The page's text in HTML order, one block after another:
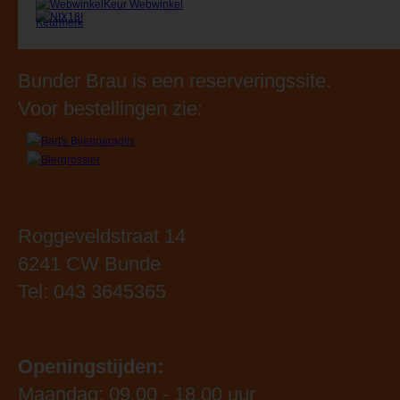
Bunder Brau is een reserveringssite.
Voor bestellingen zie:
Roggeveldstraat 14
6241 CW Bunde
Tel: 043 3645365
Openingstijden:
Maandag: 09.00 - 18.00 uur